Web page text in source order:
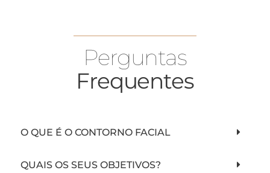
O QUE É O CONTORNO FACIAL
QUAIS OS SEUS OBJETIVOS?
Perguntas
Frequentes